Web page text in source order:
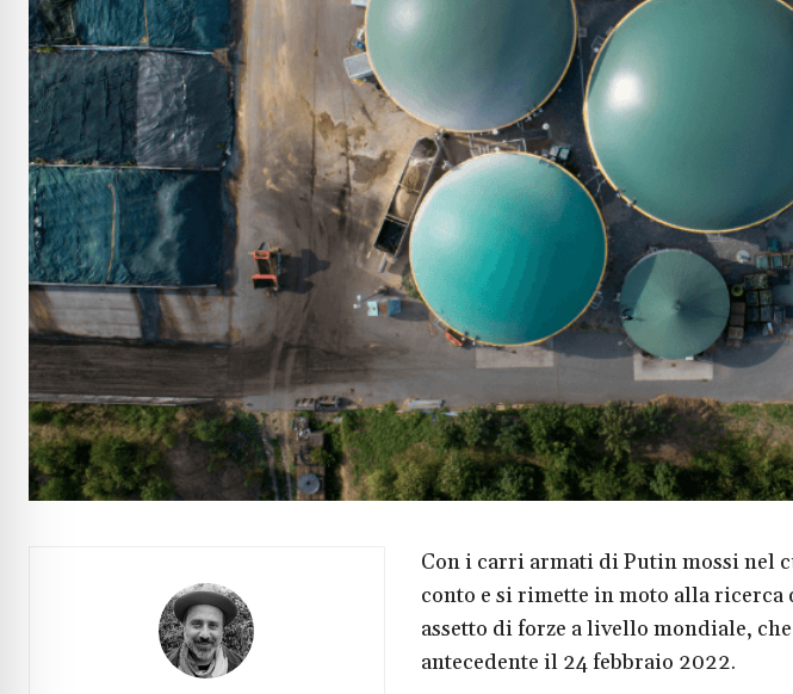
Con i carri armati di Putin mossi nel
conto e si rimette in moto alla
assetto di forze a livello mondiale,
antecedente il 24 febbraio 2022.